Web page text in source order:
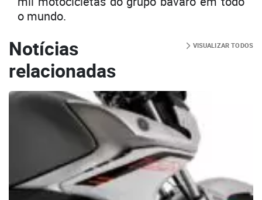
o mundo.
Notícias
relacionadas
VISUALIZAR TODOS